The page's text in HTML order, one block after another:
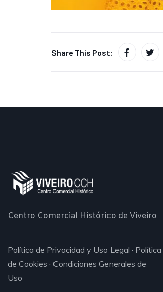
Share This Post:
Centro Comercial Histórico de Viveiro
Política de Privacidad y Uso Legal · Política
de Cookies · Condiciones Generales de
Uso